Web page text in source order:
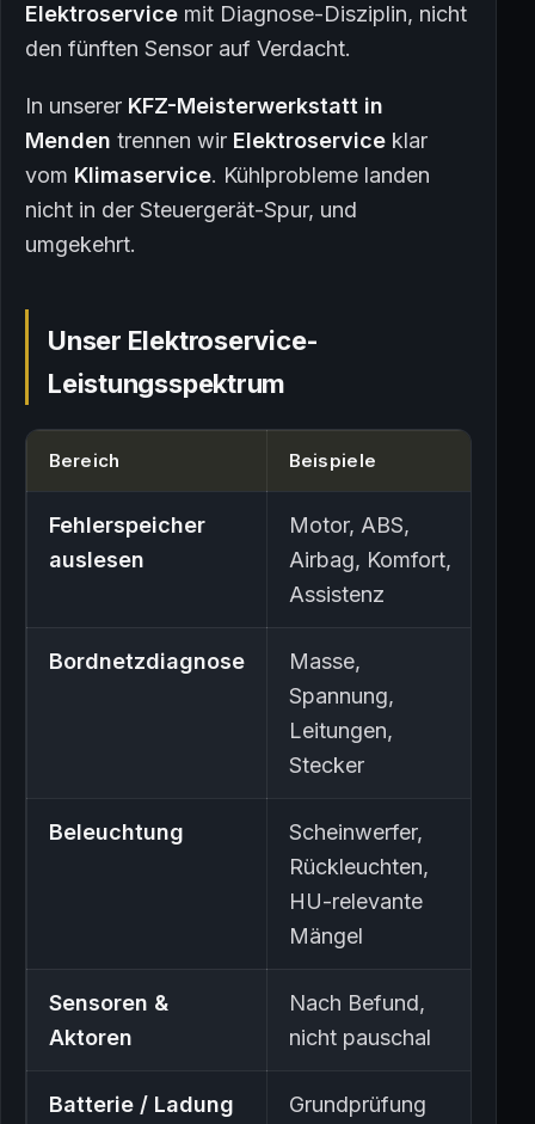
Elektroservice mit Diagnose-Disziplin, nicht
den fünften Sensor auf Verdacht.
In unserer KFZ-Meisterwerkstatt in
Menden trennen wir Elektroservice klar
vom Klimaservice. Kühlprobleme landen
nicht in der Steuergerät-Spur, und
umgekehrt.
Unser Elektroservice-
Leistungsspektrum
Bereich Beispiele
Fehlerspeicher
auslesen
Motor, ABS,
Airbag, Komfort,
Assistenz
Bordnetzdiagnose
Masse,
Spannung,
Leitungen,
Stecker
Beleuchtung
Scheinwerfer,
Rückleuchten,
HU-relevante
Mängel
Sensoren &
Aktoren
Nach Befund,
nicht pauschal
Batterie / Ladung
Grundprüfung